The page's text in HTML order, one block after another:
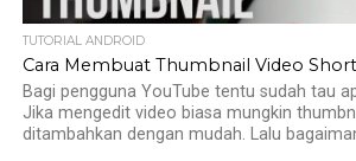
TUTORIAL ANDROID
Cara Membuat Thumbnail Video
Bagi pengguna YouTube tentu sudah tau
Jika mengedit video biasa mungkin
ditambahkan dengan mudah. Lalu